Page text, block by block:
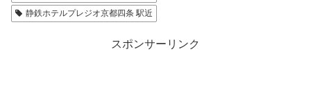
静鉄ホテルプレジオ京都四条 駅近
スポンサーリンク